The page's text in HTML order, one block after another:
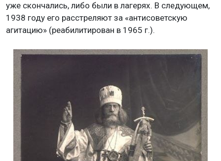
уже скончались, либо были в лагерях. В следующем,
1938 году его расстреляют за «антисоветскую
агитацию» (реабилитирован в 1965 г.).